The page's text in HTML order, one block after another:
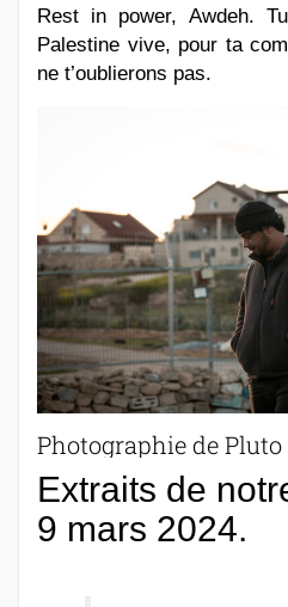
Rest in power, Awdeh.
Palestine vive, pour ta
ne t’oublierons pas.
Photographie de
Extraits de
9 mars 2024.